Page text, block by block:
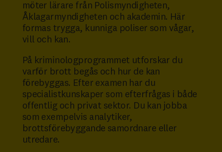
möter lärare från Polismyndigheten,
Åklagarmyndigheten och akademin. Här
formas trygga, kunniga poliser som vågar,
vill och kan.
På kriminologprogrammet utforskar du
varför brott begås och hur de kan
förebyggas. Efter examen har du
specialistkunskaper som efterfrågas i både
offentlig och privat sektor. Du kan jobba
som exempelvis analytiker,
brottsförebyggande samordnare eller
utredare.